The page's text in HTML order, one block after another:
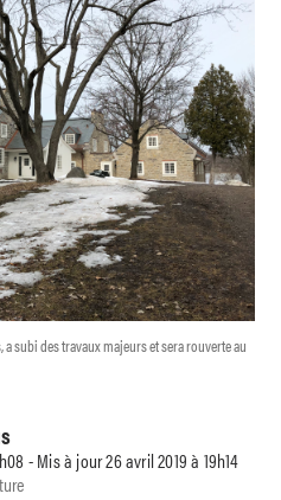
a subi des travaux majeurs et sera rouverte au
- Mis à jour 26 avril 2019 à 19h14